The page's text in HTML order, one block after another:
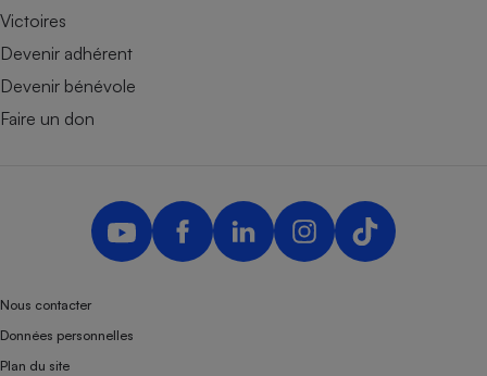
Victoires
Devenir adhérent
Devenir bénévole
Faire un don
Nous contacter
Données personnelles
Plan du site